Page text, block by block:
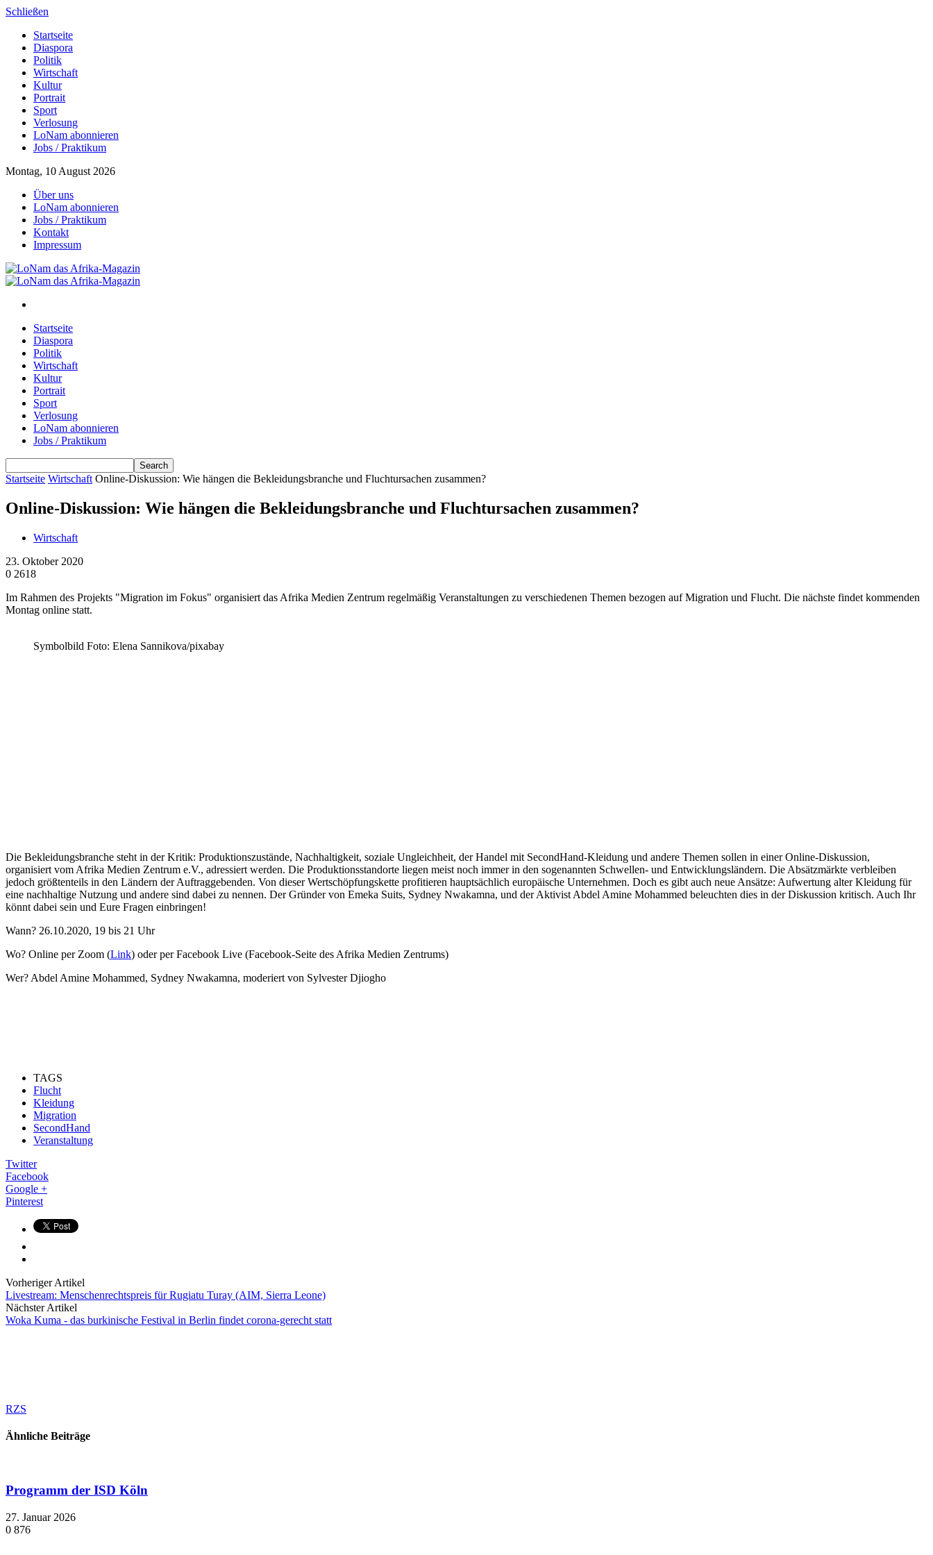
Schließen
Startseite
Diaspora
Politik
Wirtschaft
Kultur
Portrait
Sport
Verlosung
LoNam abonnieren
Jobs / Praktikum
Montag, 10 August 2026
Über uns
LoNam abonnieren
Jobs / Praktikum
Kontakt
Impressum
Startseite
Diaspora
Politik
Wirtschaft
Kultur
Portrait
Sport
Verlosung
LoNam abonnieren
Jobs / Praktikum
Startseite Wirtschaft Online-Diskussion: Wie hängen die Bekleidungsbranche und Fluchtursachen zusammen?
Online-Diskussion: Wie hängen die Bekleidungsbranche und Fluchtursachen zusammen?
Wirtschaft
23. Oktober 2020
0 2618
Im Rahmen des Projekts "Migration im Fokus" organisiert das Afrika Medien Zentrum regelmäßig Veranstaltungen zu verschiedenen Themen bezogen auf Migration und Flucht. Die nächste findet kommenden
Montag online statt.
Symbolbild Foto: Elena Sannikova/pixabay
Die Bekleidungsbranche steht in der Kritik: Produktionszustände, Nachhaltigkeit, soziale Ungleichheit, der Handel mit SecondHand-Kleidung und andere Themen sollen in einer Online-Diskussion,
organisiert vom Afrika Medien Zentrum e.V., adressiert werden. Die Produktionsstandorte liegen meist noch immer in den sogenannten Schwellen- und Entwicklungsländern. Die Absätzmärkte verbleiben
jedoch größtenteils in den Ländern der Auftraggebenden. Von dieser Wertschöpfungskette profitieren hauptsächlich europäische Unternehmen. Doch es gibt auch neue Ansätze: Aufwertung alter Kleidung für
eine nachhaltige Nutzung und andere sind dabei zu nennen. Der Gründer von Emeka Suits, Sydney Nwakamna, und der Aktivist Abdel Amine Mohammed beleuchten dies in der Diskussion kritisch. Auch Ihr
könnt dabei sein und Eure Fragen einbringen!
Wann? 26.10.2020, 19 bis 21 Uhr
Wo? Online per Zoom (Link) oder per Facebook Live (Facebook-Seite des Afrika Medien Zentrums)
Wer? Abdel Amine Mohammed, Sydney Nwakamna, moderiert von Sylvester Djiogho
TAGS
Flucht
Kleidung
Migration
SecondHand
Veranstaltung
Twitter
Facebook
Google +
Pinterest
Vorheriger Artikel
Livestream: Menschenrechtspreis für Rugiatu Turay (AIM, Sierra Leone)
Nächster Artikel
Woka Kuma - das burkinische Festival in Berlin findet corona-gerecht statt
RZS
Ähnliche Beiträge
Programm der ISD Köln
27. Januar 2026
0 876